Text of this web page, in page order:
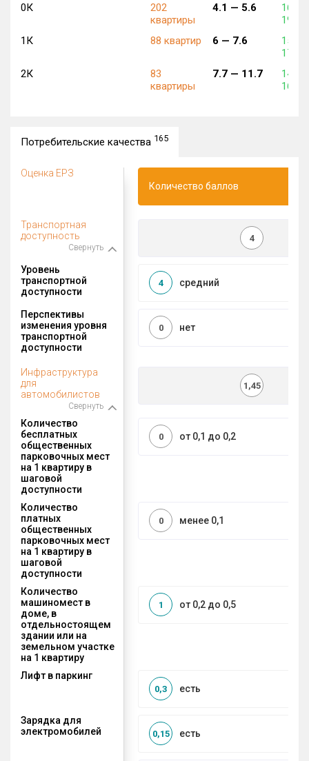
0К
202
квартиры
4.1 — 5.6
164
190
1К
88 квартир 6 — 7.6
151
170
2К
83
квартиры
7.7 — 11.7
144
167
Потребительские качества 165
Оценка ЕРЗ
Количество баллов
Транспортная
доступность
Свернуть
4
Уровень
транспортной
доступности
средний
4
Перспективы
изменения уровня
транспортной
доступности
нет
0
Инфраструктура
для
автомобилистов
Свернуть
1,45
Количество
бесплатных
общественных
парковочных мест
на 1 квартиру в
шаговой
доступности
от 0,1 до 0,2
0
Количество
платных
общественных
парковочных мест
на 1 квартиру в
шаговой
доступности
менее 0,1
0
Количество
машиномест в
доме, в
отдельностоящем
здании или на
земельном участке
на 1 квартиру
от 0,2 до 0,5
1
Лифт в паркинг
есть
0,3
Зарядка для
электромобилей
есть
0,15